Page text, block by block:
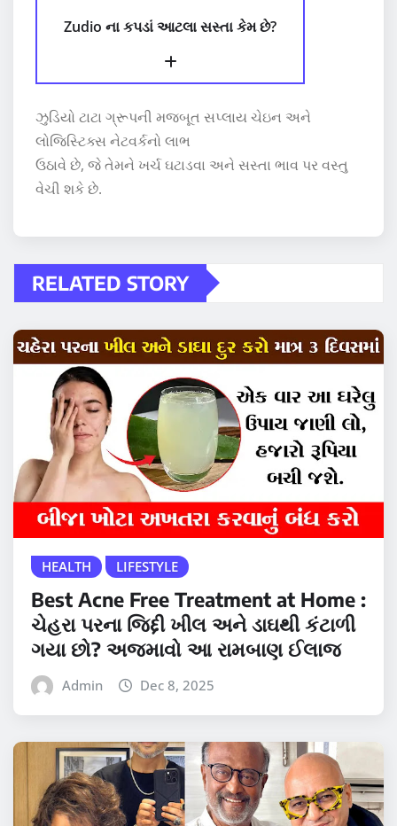
Zudio ના કપડાં આટલા સસ્તા કેમ છે?
ઝુડિયો ટાટા ગ્રૂપની મજબૂત સપ્લાય ચેઇન અને
લોજિસ્ટિક્સ નેટવર્કનો લાભ
ઉઠાવે છે, જે તેમને ખર્ચ ઘટાડવા અને સસ્તા ભાવ પર વસ્તુ
વેચી શકે છે.
RELATED STORY
HEALTH LIFESTYLE
Best Acne Free Treatment at Home :
ચેહરા પરના જિદ્દી ખીલ અને ડાઘથી કંટાળી
ગયા છો? અજમાવો આ રામબાણ ઈલાજ
Admin Dec 8, 2025